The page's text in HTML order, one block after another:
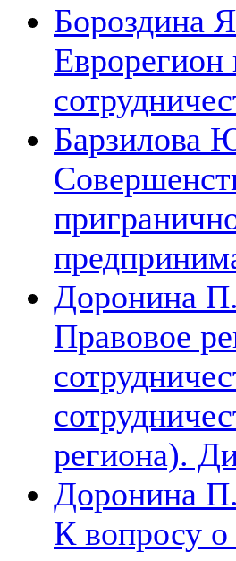
Бороздина
Еврорегион
Барзилова
Доронина
Правовое
региона).
Доронина
К вопросу о